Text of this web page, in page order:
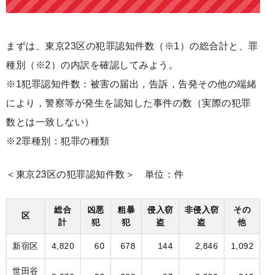
まずは、東京23区の犯罪認知件数（※1）の総合計と、罪
種別（※2）の内訳を確認してみよう。
※1犯罪認知件数：被害の届出，告訴，告発その他の端緒
により，警察等が発生を認知した事件の数（実際の犯罪
数とは一致しない）
※2罪種別：犯罪の種類
＜東京23区の犯罪認知件数＞ 単位：件
区
総合
計
凶悪
犯
粗暴
犯
侵入窃
盗
非侵入窃
盗
その
他
新宿区 4,820 60 678 144 2,846 1,092
世田谷